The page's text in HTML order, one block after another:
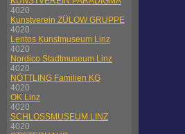
4020
Kunstverein ZÜLOW GRUPPE
4020
Lentos Kunstmuseum Linz
4020
Nordico Stadtmuseum Linz
4020
NÖTTLING Familien KG
4020
OK Linz
4020
SCHLOSSMUSEUM LINZ
4020